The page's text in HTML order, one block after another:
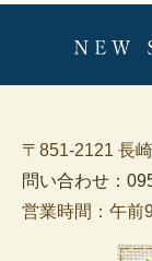
〒851-2121 長
問い合わせ：
営業時間：午前